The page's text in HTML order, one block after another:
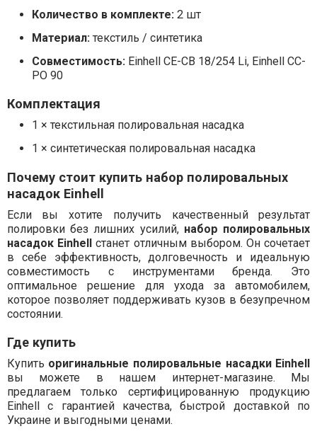
Количество в комплекте:2 шт
Материал:текстиль / синтетика
Совместимость:Einhell CE-CB 18/254 Li, Einhell CC-
PO 90
Комплектация
1 × текстильная полировальная насадка
1 × синтетическая полировальная насадка
Почему стоит купить набор полировальных
насадок Einhell
Если вы хотите получить качественный результат
полировки без лишних усилий, набор полировальных
насадок Einhell станет отличным выбором. Он сочетает
в себе эффективность, долговечность и идеальную
совместимость с инструментами бренда. Это
оптимальное решение для ухода за автомобилем,
которое позволяет поддерживать кузов в безупречном
состоянии.
Где купить
Купить оригинальные полировальные насадки Einhell
вы можете в нашем интернет-магазине. Мы
предлагаем только сертифицированную продукцию
Einhell с гарантией качества, быстрой доставкой по
Украине и выгодными ценами.